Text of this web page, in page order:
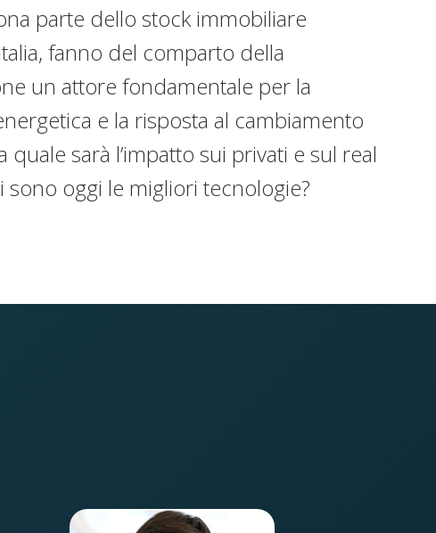
parte dello stock immobiliare
fanno del comparto della
un attore fondamentale per la
e la risposta al cambiamento
quale sarà l’impatto sui privati e sul real
sono oggi le migliori tecnologie?